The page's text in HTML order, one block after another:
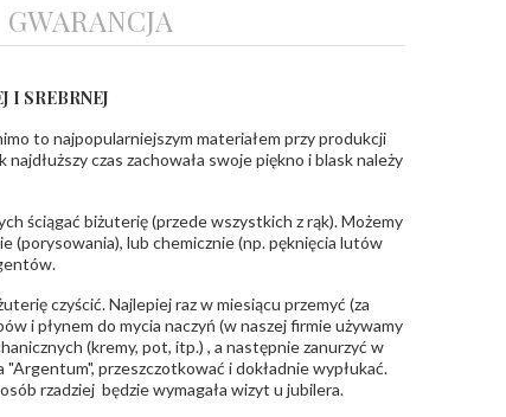
GWARANCJA
I SREBRNEJ
to najpopularniejszym materiałem przy produkcji
czas zachowała swoje piękno i blask należy
ściągać biżuterię (przede wszystkich z rąk). Możemy
(porysowania), lub chemicznie (np. pęknięcia lutów
czyścić. Najlepiej raz w miesiącu przemyć (za
i płynem do mycia naczyń (w naszej firmie używamy
(kremy, pot, itp.) , a następnie zanurzyć w
"Argentum", przeszczotkować i dokładnie wypłukać.
rzadziej będzie wymagała wizyt u jubilera.